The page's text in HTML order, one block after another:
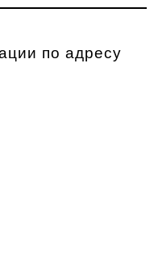
по адресу